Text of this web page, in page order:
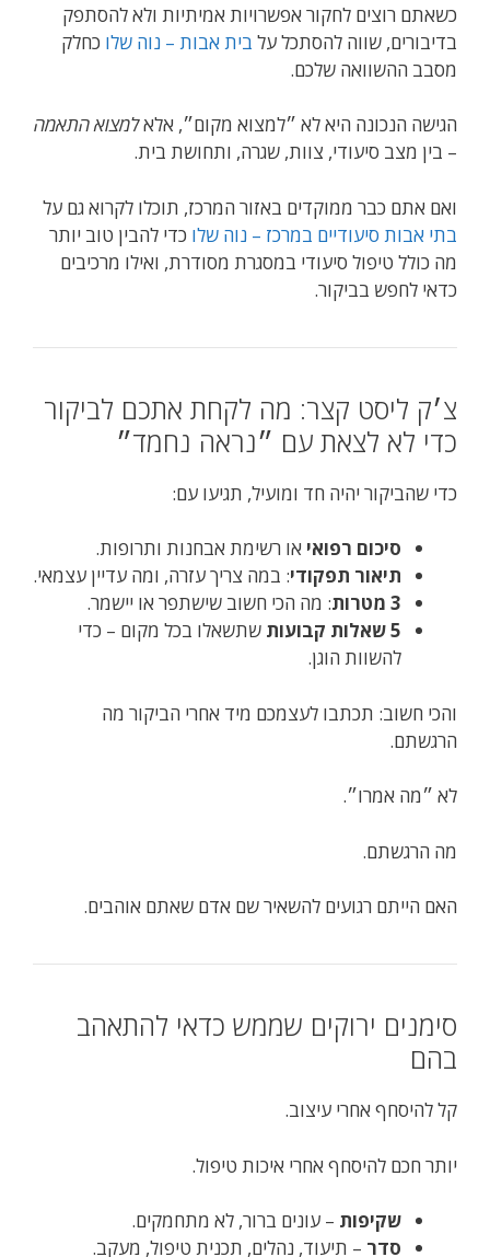
כשאתם רוצים לחקור אפשרויות אמיתיות ולא להסתפק
בדיבורים, שווה להסתכל על בית אבות – נוה שלו כחלק
מסבב ההשוואה שלכם.
הגישה הנכונה היא לא ״למצוא מקום״, אלאלמצוא התאמה
– בין מצב סיעודי, צוות, שגרה, ותחושת בית.
ואם אתם כבר ממוקדים באזור המרכז, תוכלו לקרוא גם על
בתי אבות סיעודיים במרכז – נוה שלו כדי להבין טוב יותר
מה כולל טיפול סיעודי במסגרת מסודרת, ואילו מרכיבים
כדאי לחפש בביקור.
צ׳ק ליסט קצר: מה לקחת אתכם לביקור
כדי לא לצאת עם ״נראה נחמד״
כדי שהביקור יהיה חד ומועיל, תגיעו עם:
סיכום רפואי או רשימת אבחנות ותרופות.
תיאור תפקודי: במה צריך עזרה, ומה עדיין עצמאי.
3 מטרות
: מה הכי חשוב שישתפר או יישמר.
5 שאלות קבועות
שתשאלו בכל מקום – כדי
להשוות הוגן.
והכי חשוב: תכתבו לעצמכם מיד אחרי הביקור מה
הרגשתם.
לא ״מה אמרו״.
מה הרגשתם.
האם הייתם רגועים להשאיר שם אדם שאתם אוהבים.
סימנים ירוקים שממש כדאי להתאהב
בהם
קל להיסחף אחרי עיצוב.
יותר חכם להיסחף אחרי איכות טיפול.
שקיפות – עונים ברור, לא מתחמקים.
סדר – תיעוד, נהלים, תכנית טיפול, מעקב.